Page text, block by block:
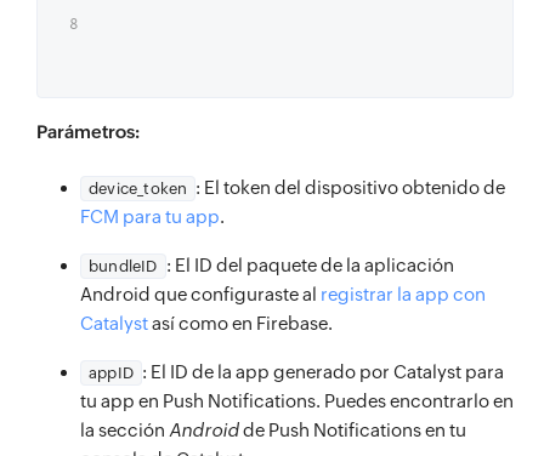
Parámetros:
device_token : El token del dispositivo obtenido de
FCM para tu app.
bundleID : El ID del paquete de la aplicación
Android que configuraste al registrar la app con
Catalystasí como en Firebase.
appID : El ID de la app generado por Catalyst para
tu app en Push Notifications. Puedes encontrarlo en
la sección Androidde Push Notifications en tu